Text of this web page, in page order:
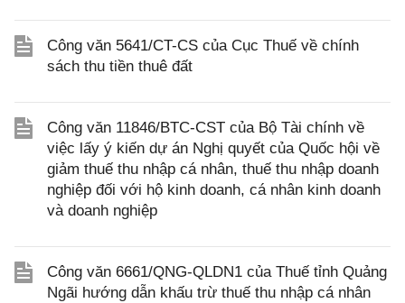
Công văn 5641/CT-CS của Cục Thuế về chính
sách thu tiền thuê đất
Công văn 11846/BTC-CST của Bộ Tài chính về
việc lấy ý kiến dự án Nghị quyết của Quốc hội về
giảm thuế thu nhập cá nhân, thuế thu nhập doanh
nghiệp đối với hộ kinh doanh, cá nhân kinh doanh
và doanh nghiệp
Công văn 6661/QNG-QLDN1 của Thuế tỉnh Quảng
Ngãi hướng dẫn khấu trừ thuế thu nhập cá nhân